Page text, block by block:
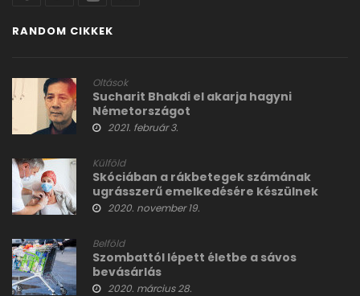
RANDOM CIKKEK
Oltások
Sucharit Bhakdi el akarja hagyni
Németországot
2021. február 3.
Külföld
Skóciában a rákbetegek számának
ugrásszerű emelkedésére készülnek
2020. november 19.
Belföld
Szombattól lépett életbe a sávos
bevásárlás
2020. március 28.